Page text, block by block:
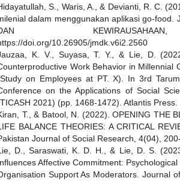
S., Waris, A., & Devianti, R. C.
dalam menggunakan aplikasi go-food.
doi.org/10.26905/jmdk.v6i2.2560
K. V., Suyasa, T. Y., & Lie, D.
Work Behavior in Millennial
on Employees at PT. X). In 3rd
on the Applications of Social
2021) (pp. 1468-1472). Atlantis Press.
T., & Batool, N. (2022). OPENING THE
BALANCE THEORIES: A CRITICAL
Journal of Social Research, 4(04),
D., Saraswati, K. D. H., & Lie, D. S.
Affective Commitment:
Support As Moderators. Journal